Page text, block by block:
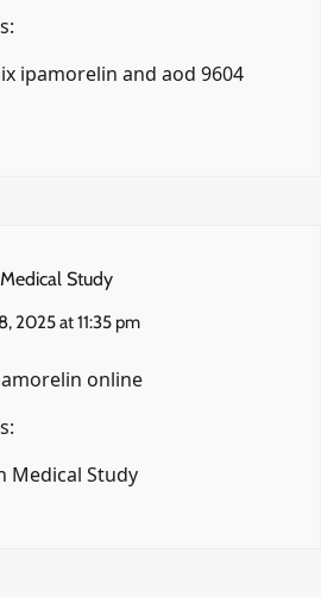
ipamorelin and aod 9604
Study
2025 at 11:35 pm
online
Medical Study